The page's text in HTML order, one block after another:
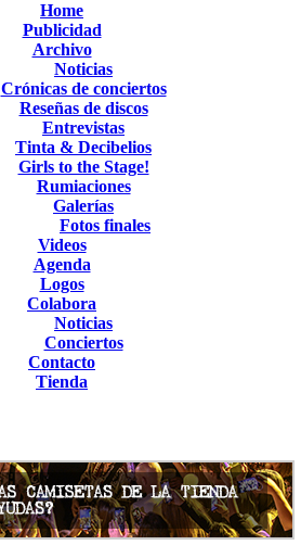
Home
Publicidad
Archivo
Noticias
Crónicas de conciertos
Reseñas de discos
Entrevistas
Tinta & Decibelios
Girls to the Stage!
Rumiaciones
Galerías
Fotos finales
Videos
Agenda
Logos
Colabora
Noticias
Conciertos
Contacto
Tienda